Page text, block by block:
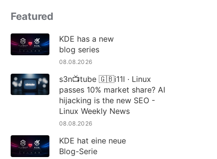
Featured
KDE has a new
blog series
08.08.2026
s3n📺tube 🇬🇧i11l · Linux
passes 10% market share? AI
hijacking is the new SEO -
Linux Weekly News
08.08.2026
KDE hat eine neue
Blog-Serie